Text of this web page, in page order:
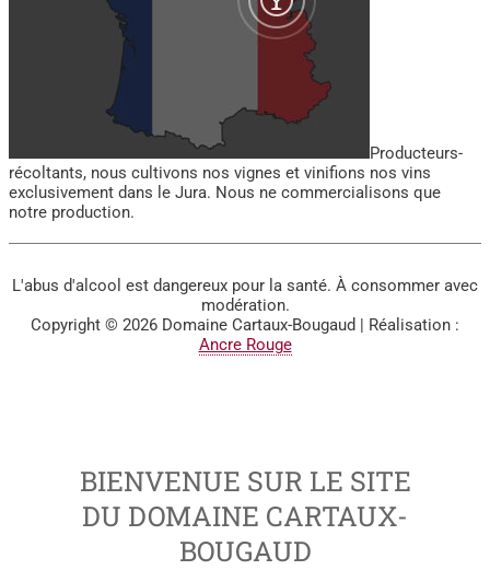
Producteurs-
récoltants, nous cultivons nos vignes et vinifions nos vins
exclusivement dans le Jura. Nous ne commercialisons que
notre production.
L'abus d'alcool est dangereux pour la santé. À consommer avec
modération.
Copyright © 2026 Domaine Cartaux-Bougaud | Réalisation :
Ancre Rouge
BIENVENUE SUR LE SITE
DU DOMAINE CARTAUX-
BOUGAUD